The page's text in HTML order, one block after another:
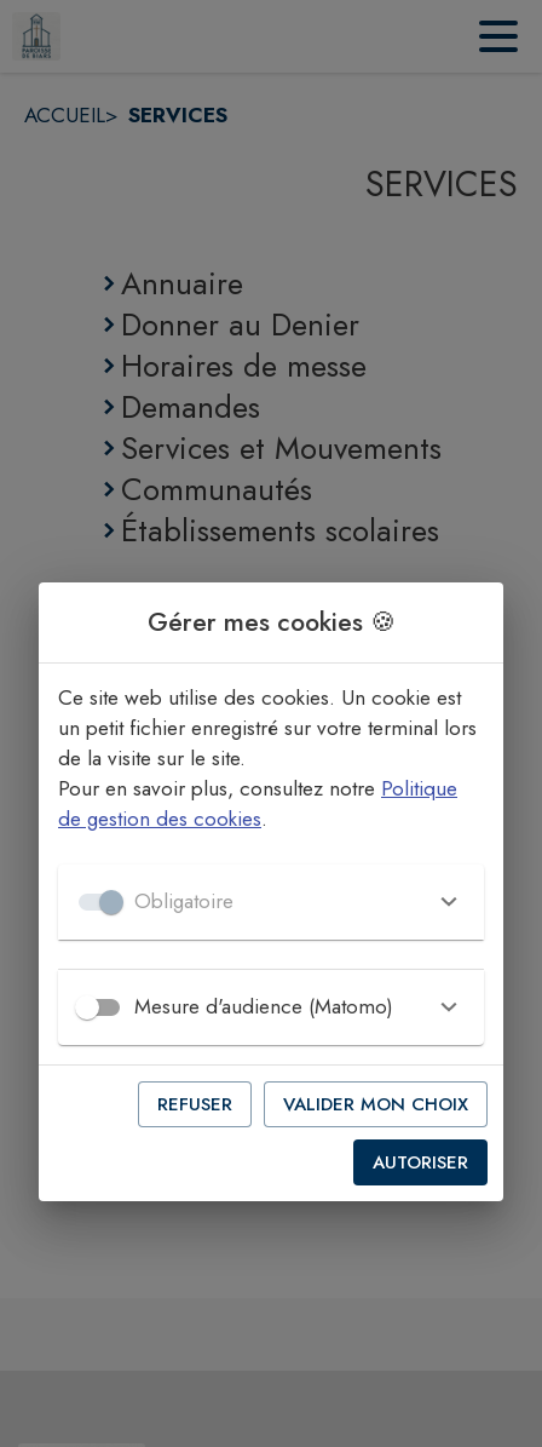
Contenu
ACCUEIL> SERVICES
SERVICES
Annuaire
Donner au Denier
Horaires de messe
Demandes
Services et Mouvements
Communautés
Établissements scolaires
Gérer mes cookies 🍪
Ce site web utilise des cookies. Un cookie est
un petit fichier enregistré sur votre terminal lors
de la visite sur le site.
Pour en savoir plus, consultez notre Politique
de gestion des cookies.
Obligatoire
Mesure d'audience (Matomo)
REFUSER VALIDER MON CHOIX
AUTORISER